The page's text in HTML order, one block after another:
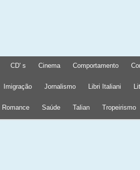
CD' s Cinema Comportamento
Imigração Jornalismo Libri Italiani
Romance Saúde Talian Tropeirismo